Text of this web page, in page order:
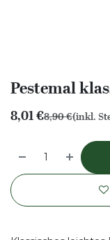
Pestemal
8,01€8,90€(inkl.